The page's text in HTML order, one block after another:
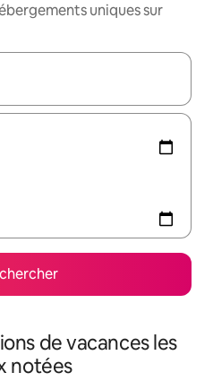
uniques sur
utilisez les flèches vers le
de vacances les
notées